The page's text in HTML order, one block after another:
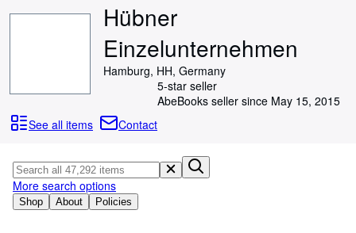
Rare Books
Art & Collectables
Textbooks
Sellers
Hübner
Einzelunternehmen
Hamburg, HH, Germany
5-star seller
AbeBooks seller since May 15, 2015
See all items
Contact
Shop About Policies
More search options